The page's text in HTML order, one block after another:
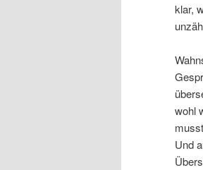
klar,
wohl
Und